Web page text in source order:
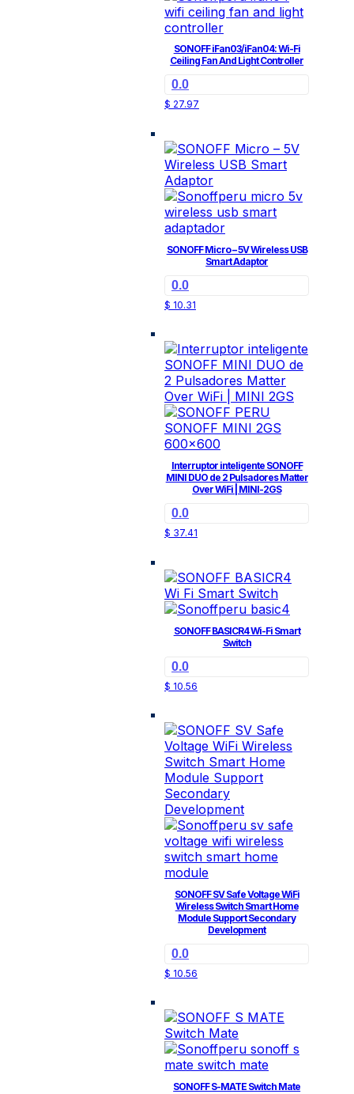
SONOFF iFan03/iFan04: Wi-Fi
Ceiling Fan And Light Controller
0.0
$ 27.97
SONOFF Micro – 5V Wireless USB
Smart Adaptor
0.0
$ 10.31
Interruptor inteligente SONOFF
MINI DUO de 2 Pulsadores Matter
Over WiFi | MINI-2GS
0.0
$ 37.41
SONOFF BASICR4 Wi-Fi Smart
Switch
0.0
$ 10.56
SONOFF SV Safe Voltage WiFi
Wireless Switch Smart Home
Module Support Secondary
Development
0.0
$ 10.56
SONOFF S-MATE Switch Mate